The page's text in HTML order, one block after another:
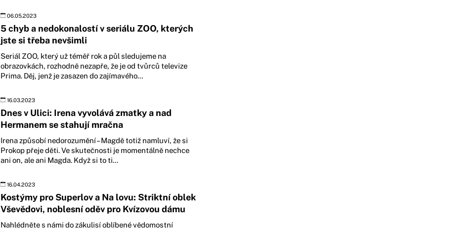
06.05.2023
5 chyb a nedokonalostí v seriálu ZOO, kterých
jste si třeba nevšimli
Seriál ZOO, který už téměř rok a půl sledujeme na
obrazovkách, rozhodně nezapře, že je od tvůrců televize
Prima. Děj, jenž je zasazen do zajímavého...
16.03.2023
Dnes v Ulici: Irena vyvolává zmatky a nad
Hermanem se stahují mračna
Irena způsobí nedorozumění – Magdě totiž namluví, že si
Prokop přeje děti. Ve skutečnosti je momentálně nechce
ani on, ale ani Magda. Když si to ti...
16.04.2023
Kostýmy pro Superlov a Na lovu: Striktní oblek
Vševědovi, noblesní oděv pro Kvízovou dámu
Nahlédněte s námi do zákulisí oblíbené vědomostní